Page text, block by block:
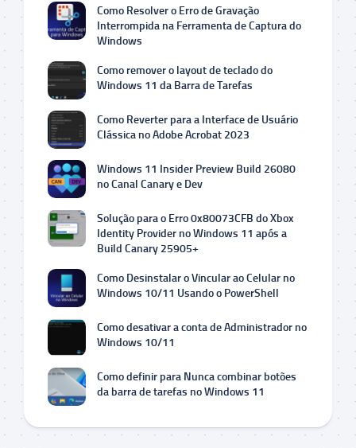
Como Resolver o Erro de Gravação
Interrompida na Ferramenta de Captura do
Windows
Como remover o layout de teclado do
Windows 11 da Barra de Tarefas
Como Reverter para a Interface de Usuário
Clássica no Adobe Acrobat 2023
Windows 11 Insider Preview Build 26080
no Canal Canary e Dev
Solução para o Erro 0x80073CFB do Xbox
Identity Provider no Windows 11 após a
Build Canary 25905+
Como Desinstalar o Vincular ao Celular no
Windows 10/11 Usando o PowerShell
Como desativar a conta de Administrador no
Windows 10/11
Como definir para Nunca combinar botões
da barra de tarefas no Windows 11